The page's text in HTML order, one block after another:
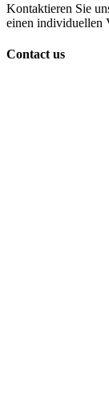
Kontaktieren Sie
einen individuellen
Contact us